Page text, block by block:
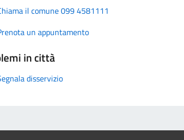
il comune 099 4581111
un appuntamento
in città
disservizio